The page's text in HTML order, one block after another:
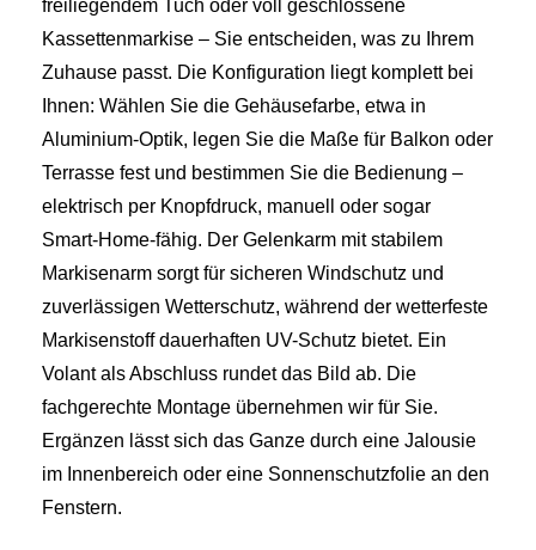
freiliegendem Tuch oder voll geschlossene
Kassettenmarkise – Sie entscheiden, was zu Ihrem
Zuhause passt. Die Konfiguration liegt komplett bei
Ihnen: Wählen Sie die Gehäusefarbe, etwa in
Aluminium-Optik, legen Sie die Maße für Balkon oder
Terrasse fest und bestimmen Sie die Bedienung –
elektrisch per Knopfdruck, manuell oder sogar
Smart‑Home‑fähig. Der Gelenkarm mit stabilem
Markisenarm sorgt für sicheren Windschutz und
zuverlässigen Wetterschutz, während der wetterfeste
Markisenstoff dauerhaften UV-Schutz bietet. Ein
Volant als Abschluss rundet das Bild ab. Die
fachgerechte Montage übernehmen wir für Sie.
Ergänzen lässt sich das Ganze durch eine Jalousie
im Innenbereich oder eine Sonnenschutzfolie an den
Fenstern.